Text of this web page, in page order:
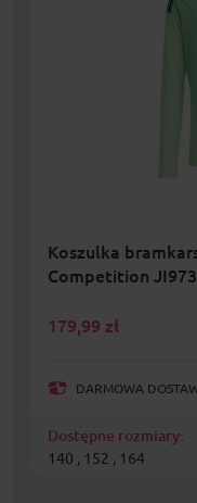
Koszulka
Competition
179,99 zł
DARMOWA
Dostępne rozmiary:
140 , 152 , 164